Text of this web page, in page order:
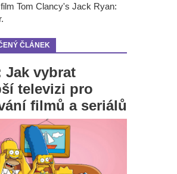
Tom Clancy's Jack Ryan:
ČLÁNEK
Jak vybrat
televizi pro
filmů a seriálů